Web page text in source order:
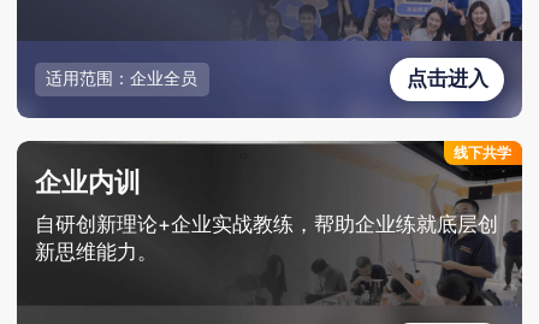
适用范围：企业全员 点击进入
线下共学
企业内训
自研创新理论+企业实战教练，帮助企业练就底层创
新思维能力。